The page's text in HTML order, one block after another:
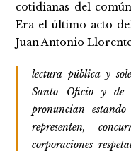
cotidianas del
Era el último acto
Juan Antonio
lectura pública y
Santo Oficio y de
pronuncian
representen,
corporaciones